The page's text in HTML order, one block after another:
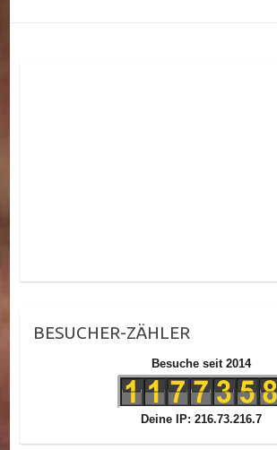
BESUCHER-ZÄHLER
Besuche seit 2014
Deine IP: 216.73.216.7